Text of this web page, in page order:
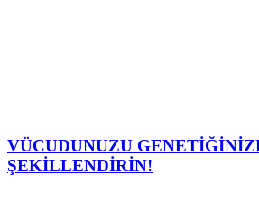
VÜCUDUNUZU
ŞEKİLLENDİRİN!